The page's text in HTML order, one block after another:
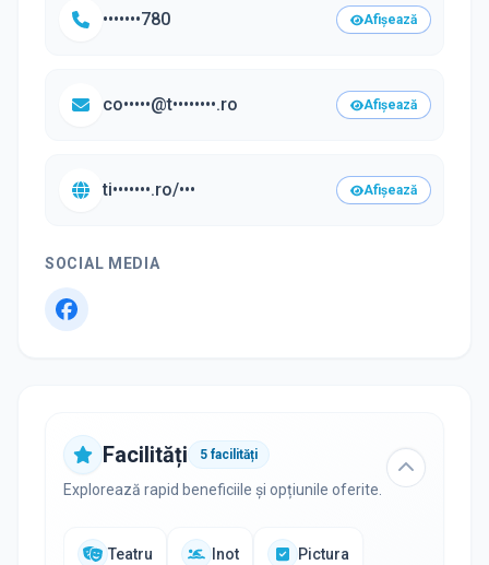
•••••••780 Afișează
co•••••@t••••••••.ro Afișează
ti•••••••.ro/••• Afișează
SOCIAL MEDIA
Facilități 5 facilități
Explorează rapid beneficiile și opțiunile oferite.
Teatru Inot Pictura